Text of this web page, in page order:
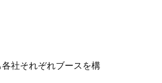
社それぞれブースを構